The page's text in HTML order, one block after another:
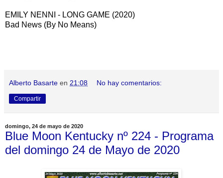
EMILY NENNI - LONG GAME (2020)
Bad News (By No Means)
Alberto Basarte en 21:08 No hay comentarios:
Compartir
domingo, 24 de mayo de 2020
Blue Moon Kentucky nº 224 - Programa
del domingo 24 de Mayo de 2020